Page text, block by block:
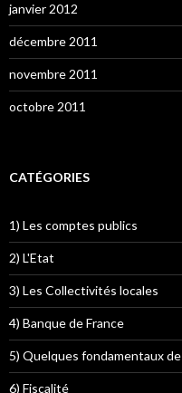
janvier 2012
décembre 2011
novembre 2011
octobre 2011
CATÉGORIES
1) Les comptes publics
2) L'Etat
3) Les Collectivités locales
4) Banque de France
5) Quelques fondamentaux
6) Fiscalité